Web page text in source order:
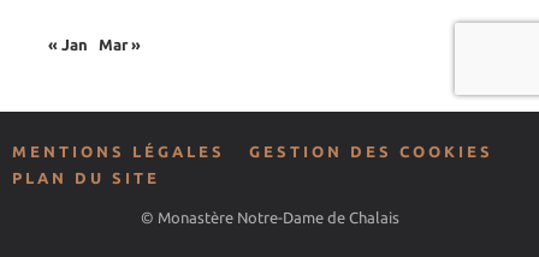
« Jan Mar »
MENTIONS LÉGALES
GESTION DES COOKIES
PLAN DU SITE
© Monastère Notre-Dame de Chalais